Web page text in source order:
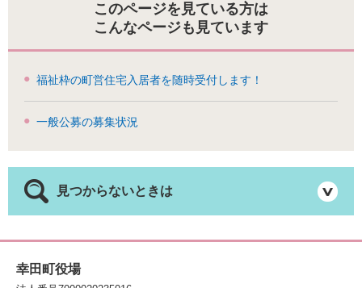
このページを見ている方は
こんなページも見ています
福祉枠の町営住宅入居者を随時受付します！
一般公募の募集状況
見つからないときは
幸田町役場